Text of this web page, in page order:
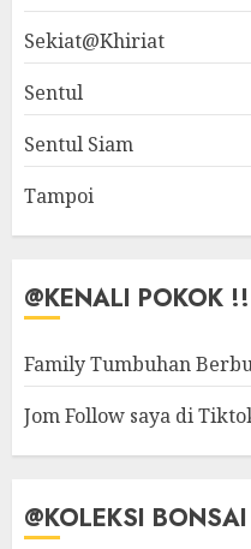
Sekiat@Khiriat
Sentul
Sentul Siam
Tampoi
@KENALI POKOK !!
Family Tumbuhan
Jom Follow saya di
@KOLEKSI BONSAI